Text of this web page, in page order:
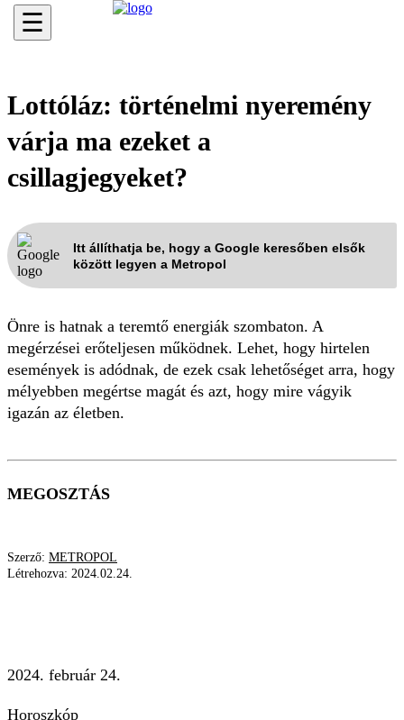
☰
Lottóláz: történelmi nyeremény
várja ma ezeket a
csillagjegyeket?
Itt állíthatja be, hogy a Google keresőben elsők
között legyen a Metropol
Önre is hatnak a teremtő energiák szombaton. A
megérzései erőteljesen működnek. Lehet, hogy hirtelen
események is adódnak, de ezek csak lehetőséget arra, hogy
mélyebben megértse magát és azt, hogy mire vágyik
igazán az életben.
MEGOSZTÁS
Szerző: METROPOL
Létrehozva: 2024.02.24.
2024. február 24.
Horoszkóp